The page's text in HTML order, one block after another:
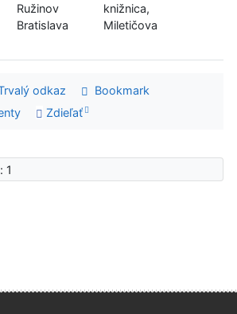
Ružinov
Bratislava
knižnica,
Miletičova
odkaz
Bookmark
Zdieľať
1